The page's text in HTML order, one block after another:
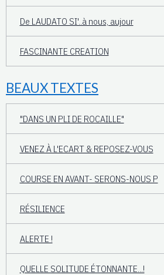
De LAUDATO SI'..à nous, aujour
FASCINANTE CREATION
BEAUX TEXTES
"DANS UN PLI DE ROCAILLE"
VENEZ À L'ECART & REPOSEZ-VOUS
COURSE EN AVANT- SERONS-NOUS P
RÉSILIENCE
ALERTE !
QUELLE SOLITUDE ÉTONNANTE...!